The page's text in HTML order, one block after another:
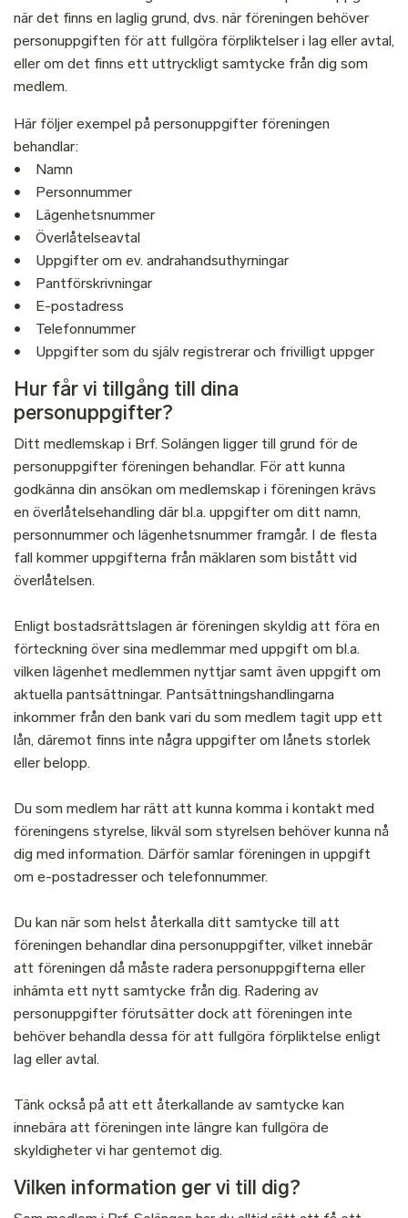
när det finns en laglig grund, dvs. när föreningen behöver
personuppgiften för att fullgöra förpliktelser i lag eller avtal,
eller om det finns ett uttryckligt samtycke från dig som
medlem.
Här följer exempel på personuppgifter föreningen
behandlar:
• Namn
• Personnummer
• Lägenhetsnummer
• Överlåtelseavtal
• Uppgifter om ev. andrahandsuthyrningar
• Pantförskrivningar
• E-postadress
• Telefonnummer
• Uppgifter som du själv registrerar och frivilligt uppger
Hur får vi tillgång till dina
personuppgifter?
Ditt medlemskap i Brf. Solängen ligger till grund för de
personuppgifter föreningen behandlar. För att kunna
godkänna din ansökan om medlemskap i föreningen krävs
en överlåtelsehandling där bl.a. uppgifter om ditt namn,
personnummer och lägenhetsnummer framgår. I de flesta
fall kommer uppgifterna från mäklaren som bistått vid
överlåtelsen.
Enligt bostadsrättslagen är föreningen skyldig att föra en
förteckning över sina medlemmar med uppgift om bl.a.
vilken lägenhet medlemmen nyttjar samt även uppgift om
aktuella pantsättningar. Pantsättningshandlingarna
inkommer från den bank vari du som medlem tagit upp ett
lån, däremot finns inte några uppgifter om lånets storlek
eller belopp.
Du som medlem har rätt att kunna komma i kontakt med
föreningens styrelse, likväl som styrelsen behöver kunna nå
dig med information. Därför samlar föreningen in uppgift
om e-postadresser och telefonnummer.
Du kan när som helst återkalla ditt samtycke till att
föreningen behandlar dina personuppgifter, vilket innebär
att föreningen då måste radera personuppgifterna eller
inhämta ett nytt samtycke från dig. Radering av
personuppgifter förutsätter dock att föreningen inte
behöver behandla dessa för att fullgöra förpliktelse enligt
lag eller avtal.
Tänk också på att ett återkallande av samtycke kan
innebära att föreningen inte längre kan fullgöra de
skyldigheter vi har gentemot dig.
Vilken information ger vi till dig?